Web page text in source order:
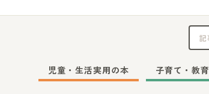
児童・生活実用の本 子育て・教育